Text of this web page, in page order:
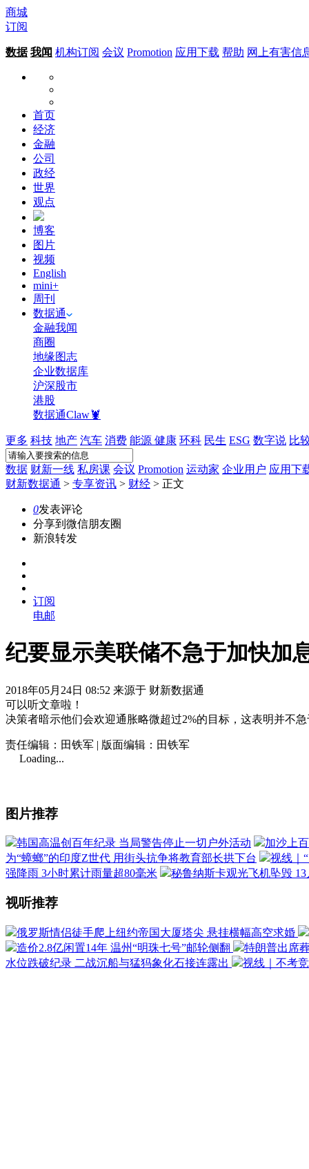
商城
订阅
数据 我闻 机构订阅 会议 Promotion 应用下载 帮助 网上有害信
首页
经济
金融
公司
政经
世界
观点
博客
图片
视频
English
mini+
周刊
数据通
金融我闻
商圈
地缘图志
企业数据库
沪深股市
港股
数据通Claw🦞
更多 科技 地产 汽车 消费 能源 健康 环科 民生 ESG 数字说 比
数据 财新一线 私房课 会议 Promotion 运动家 企业用户 应用下
财新数据通 > 专享资讯 > 财经 > 正文
0发表评论
分享到微信朋友圈
新浪转发
订阅
电邮
纪要显示美联储不急于加快加
2018年05月24日 08:52 来源于 财新数据通
可以听文章啦！
决策者暗示他们会欢迎通胀略微超过2%的目标，这表明并不
责任编辑：田铁军 | 版面编辑：田铁军
Loading...
图片推荐
韩国高温创百年纪录 当局警告停止一切户外活动 加沙上
为“蟑螂”的印度Z世代 用街头抗争将教育部长拱下台
视线｜
强降雨 3小时累计雨量超80毫米
秘鲁纳斯卡观光飞机坠毁
视听推荐
俄罗斯情侣徒手爬上纽约帝国大厦塔尖 悬挂横幅高空求婚
造价2.8亿闲置14年 温州“明珠七号”邮轮侧翻
特朗普出席
水位跌破纪录 二战沉船与猛犸象化石接连露出
视线｜不考